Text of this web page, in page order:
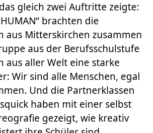
gleich zwei Auftritte zeigte:
brachten die
aus Mitterskirchen zusammen
aus der Berufsschulstufe
aus aller Welt eine starke
Wir sind alle Menschen, egal
Und die Partnerklassen
haben mit einer selbst
gezeigt, wie kreativ